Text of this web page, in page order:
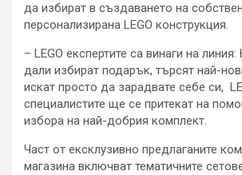
да избират в създаването на
персонализирана LEGO конструкция.
– LEGO експертите са винаги на линия:
дали избират подарък, търсят най-
искат просто да зарадвате себе си,
специалистите ще се притекат на
избора на най-добрия комплект.
Част от ексклузивно предлаганите
магазина включват тематичните